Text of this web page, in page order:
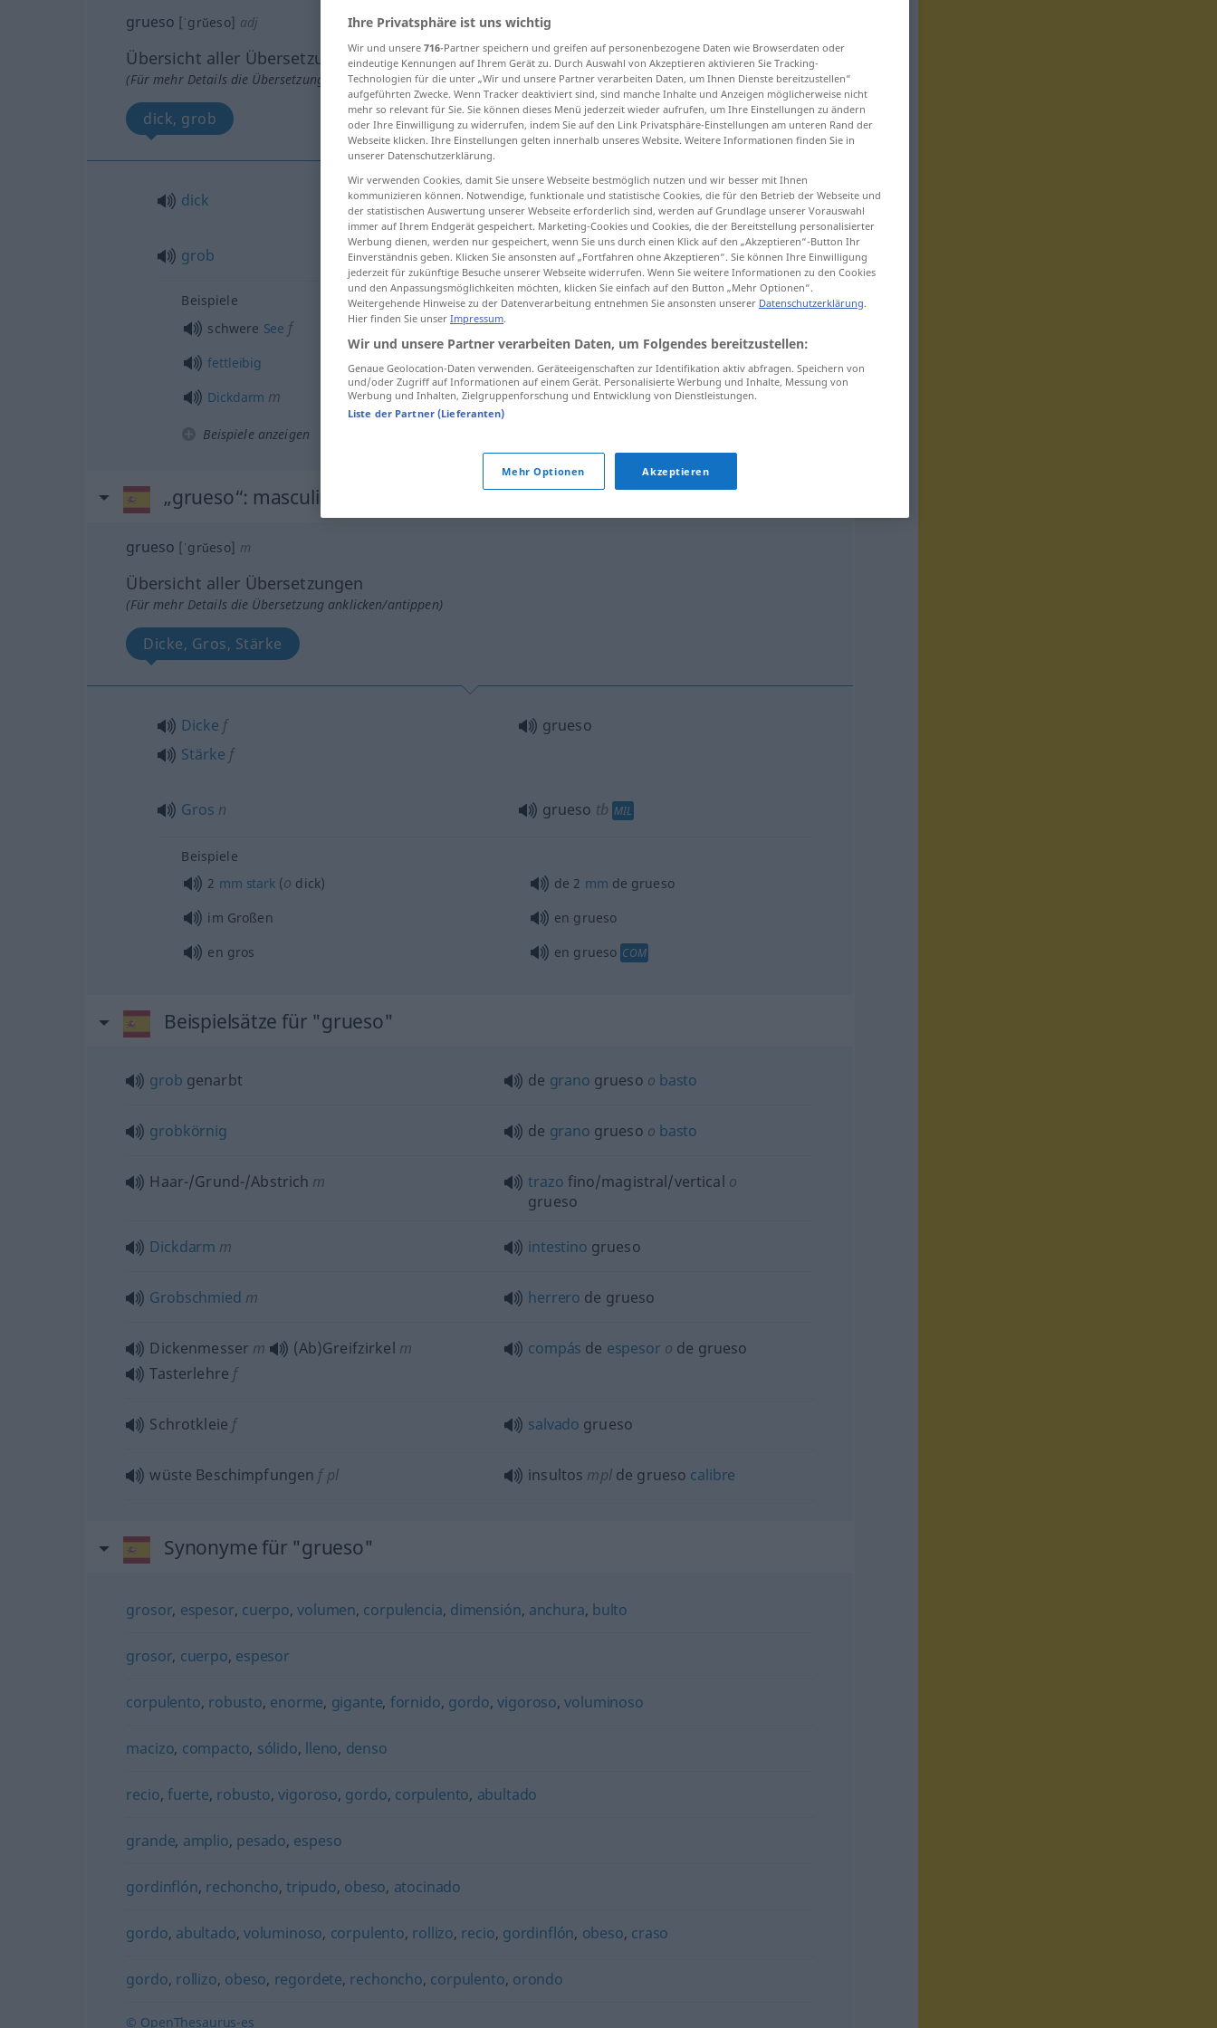
grueso [ˈgrŭeso] adj
Übersicht aller Übersetzungen
(Für mehr Details die Übersetzung anklicken/antippen)
dick, grob
dick grueso(≈ gordo)
grob grueso(≈ tosco)
Beispiele
schwere See f
fettleibig
grueso devientre
Dickdarm m intestinomgrueso MED
Beispiele anzeigen
„grueso“: masculino
grueso [ˈgrŭeso] m
Übersicht aller Übersetzungen
(Für mehr Details die Übersetzung anklicken/antippen)
Dicke, Gros, Stärke
Dicke f
Stärke f
grueso
Gros n grueso tb MIL
Beispiele
2 mm stark(o dick) de 2 mm de grueso
im Großen
en grueso
en gros
en grueso COM
Beispielsätze für "grueso"
grob genarbt de grano grueso o basto
grobkörnig de grano grueso o basto
Haar-/Grund-/Abstrich m trazo fino/magistral/vertical o
grueso
Dickdarm m intestino grueso
Grobschmied m herrero de grueso
Dickenmesser m (Ab)Greifzirkel m
Tasterlehre f
compás de espesor o de grueso
Schrotkleie f salvado grueso
wüste Beschimpfungen fpl insultos mplde grueso calibre
Synonyme für "grueso"
grosor, espesor, cuerpo,volumen, corpulencia, dimensión, anchura, bulto
grosor, cuerpo, espesor
corpulento, robusto, enorme, gigante, fornido, gordo,vigoroso,voluminoso
macizo, compacto, sólido, lleno, denso
recio, fuerte, robusto,vigoroso, gordo, corpulento, abultado
grande, amplio, pesado, espeso
gordinflón, rechoncho, tripudo, obeso, atocinado
gordo, abultado, voluminoso, corpulento, rollizo, recio, gordinflón, obeso, craso
gordo, rollizo, obeso, regordete, rechoncho, corpulento, orondo
© OpenThesaurus-es
Ihre Privatsphäre ist uns wichtig
Wir und unsere 716-Partner speichern und greifen auf personenbezogene Daten wie Browserdaten oder
eindeutige Kennungen auf Ihrem Gerät zu. Durch Auswahl von Akzeptieren aktivieren Sie Tracking-
Technologien für die unter „Wir und unsere Partner verarbeiten Daten, um Ihnen Dienste bereitzustellen“
aufgeführten Zwecke. Wenn Tracker deaktiviert sind, sind manche Inhalte und Anzeigen möglicherweise nicht
mehr so relevant für Sie. Sie können dieses Menü jederzeit wieder aufrufen, um Ihre Einstellungen zu ändern
oder Ihre Einwilligung zu widerrufen, indem Sie auf den Link Privatsphäre-Einstellungen am unteren Rand der
Webseite klicken. Ihre Einstellungen gelten innerhalb unseres Website. Weitere Informationen finden Sie in
unserer Datenschutzerklärung.
Wir verwenden Cookies, damit Sie unsere Webseite bestmöglich nutzen und wir besser mit Ihnen
kommunizieren können. Notwendige, funktionale und statistische Cookies, die für den Betrieb der Webseite und
der statistischen Auswertung unserer Webseite erforderlich sind, werden auf Grundlage unserer Vorauswahl
immer auf Ihrem Endgerät gespeichert. Marketing-Cookies und Cookies, die der Bereitstellung personalisierter
Werbung dienen, werden nur gespeichert, wenn Sie uns durch einen Klick auf den „Akzeptieren“-Button Ihr
Einverständnis geben. Klicken Sie ansonsten auf „Fortfahren ohne Akzeptieren“. Sie können Ihre Einwilligung
jederzeit für zukünftige Besuche unserer Webseite widerrufen. Wenn Sie weitere Informationen zu den Cookies
und den Anpassungsmöglichkeiten möchten, klicken Sie einfach auf den Button „Mehr Optionen“.
Weitergehende Hinweise zu der Datenverarbeitung entnehmen Sie ansonsten unserer Datenschutzerklärung.
Hier finden Sie unser Impressum.
Wir und unsere Partner verarbeiten Daten, um Folgendes bereitzustellen:
Genaue Geolocation-Daten verwenden. Geräteeigenschaften zur Identifikation aktiv abfragen. Speichern von
und/oder Zugriff auf Informationen auf einem Gerät. Personalisierte Werbung und Inhalte, Messung von
Werbung und Inhalten, Zielgruppenforschung und Entwicklung von Dienstleistungen.
Liste der Partner (Lieferanten)
Mehr Optionen Akzeptieren